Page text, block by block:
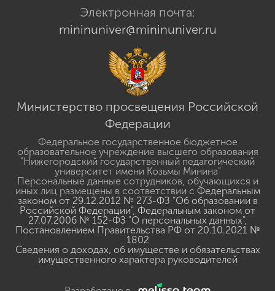
Электронная почта:
mininuniver@mininuniver.ru
Министерство просвещения Российской
Федерации
Федеральное государственное бюджетное
образовательное учреждение высшего образования
"Нижегородский государственный педагогический
университет имени Козьмы Минина"
Персональные данные сотрудников, обучающихся и
иных лиц размещены в соответствии с Федеральным
законом от 29.12.2012 № 273-ФЗ "Об образовании в
Российской Федерации", Федеральным законом от
27.07.2006 № 152-ФЗ "О персональных данных",
Постановлением Правительства РФ от 20.10.2021 №
1802
Сведения о доходах, об имуществе и обязательствах
имущественного характера руководителей